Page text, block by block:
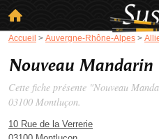
Accueil > Auvergne-Rhône-Alpes >
Nouveau Mandarin
Cette fiche présente "Nouveau
03100 Montluçon.
10 Rue de la Verrerie